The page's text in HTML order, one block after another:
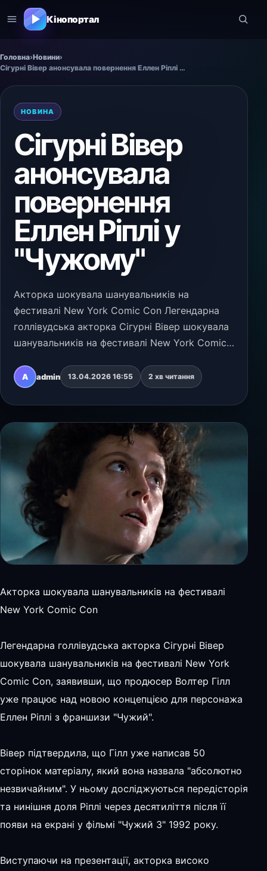
Кінопортал
Головна›Новини›
Сігурні Вівер анонсувала повернення Еллен Ріплі у "Чужому"
НОВИНА
Сігурні Вівер
анонсувала
повернення
Еллен Ріплі у
"Чужому"
Акторка шокувала шанувальників на
фестивалі New York Comic Con Легендарна
голлівудська акторка Сігурні Вівер шокувала
шанувальників на фестивалі New York Comic
працює над новою концепцією для
персонажа Еллен Ріплі з ф…
A admin 13.04.2026 16:55 2 хв читання
Акторка шокувала шанувальників на фестивалі
New York Comic Con
Легендарна голлівудська акторка Сігурні Вівер
шокувала шанувальників на фестивалі New York
Comic Con, заявивши, що продюсер Волтер Гілл
уже працює над новою концепцією для персонажа
Еллен Ріплі з франшизи "Чужий".
Вівер підтвердила, що Гілл уже написав 50
сторінок матеріалу, який вона назвала "абсолютно
незвичайним". У ньому досліджуються передісторія
та нинішня доля Ріплі через десятиліття після її
появи на екрані у фільмі "Чужий 3" 1992 року.
Виступаючи на презентації, акторка високо